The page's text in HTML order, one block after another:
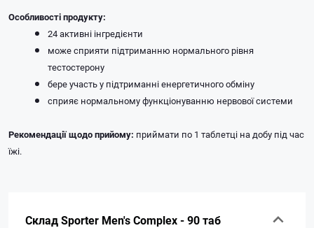
Особливості продукту:
24 активні інгредієнти
може сприяти підтриманню нормального рівня
тестостерону
бере участь у підтриманні енергетичного обміну
сприяє нормальному функціонуванню нервової системи
Рекомендації щодо прийому: приймати по 1 таблетці на добу під час
їжі.
Склад Sporter Men's Complex - 90 таб